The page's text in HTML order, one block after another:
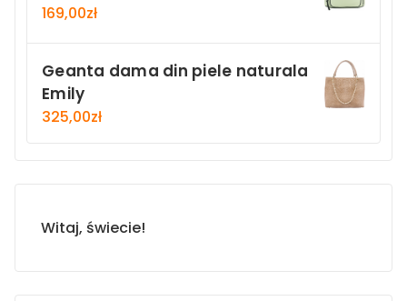
169,00zł
Geanta dama din piele naturala
Emily
325,00zł
Witaj, świecie!